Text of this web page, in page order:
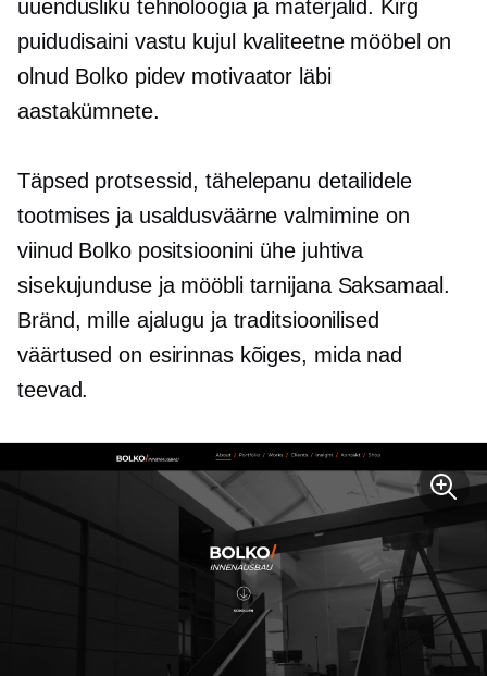
uuendusliku tehnoloogia ja materjalid. Kirg
puidudisaini vastu kujul
kvaliteetnemööbel on
olnud Bolko pidev motivaator läbi
aastakümnete.
Täpsed protsessid, tähelepanu detailidele
tootmises ja usaldusväärne valmimine on
viinud Bolko positsioonini ühe juhtiva
sisekujunduse ja mööbli tarnijana Saksamaal.
Bränd, mille ajalugu ja traditsioonilised
väärtused on esirinnas kõiges, mida nad
teevad.